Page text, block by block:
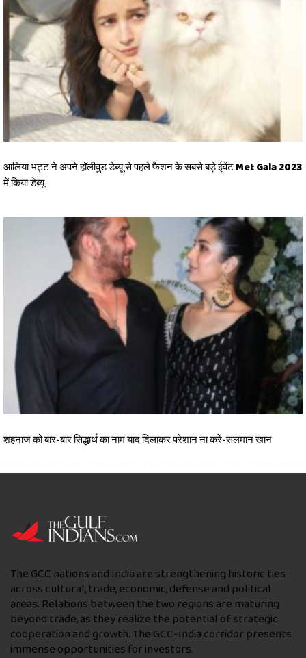
आलिया भट्ट ने अपने हॉलीवुड डेब्यू से पहले फैशन के सबसे बड़े ईवेंट Met Gala 2023
में किया डेब्यू
शहनाज को बार-बार सिद्धार्थ का नाम याद दिलाकर परेशान ना करें-सलमान खान
The GCC nations and India are strengthening historic ties
across cultural, trade, economic, defense and political
areas. Relations between the two regions are maturing
beyond trade, as they realize the potential of strategic
cooperation and growth. The GCC-India corridor presents
immense opportunities for investors.